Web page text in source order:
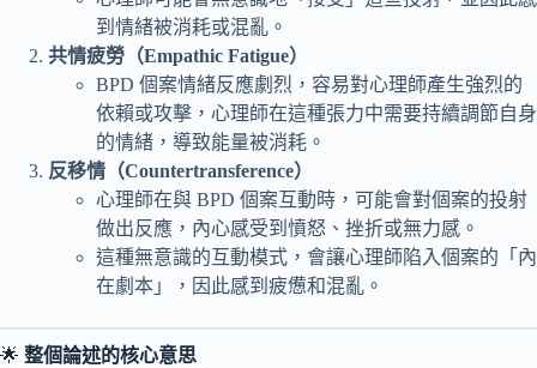
到情緒被消耗或混亂。
共情疲勞（Empathic Fatigue）
BPD 個案情緒反應劇烈，容易對心理師產生強烈的
依賴或攻擊，心理師在這種張力中需要持續調節自身
的情緒，導致能量被消耗。
反移情（Countertransference）
心理師在與 BPD 個案互動時，可能會對個案的投射
做出反應，內心感受到憤怒、挫折或無力感。
這種無意識的互動模式，會讓心理師陷入個案的「內
在劇本」，因此感到疲憊和混亂。
🌟 整個論述的核心意思